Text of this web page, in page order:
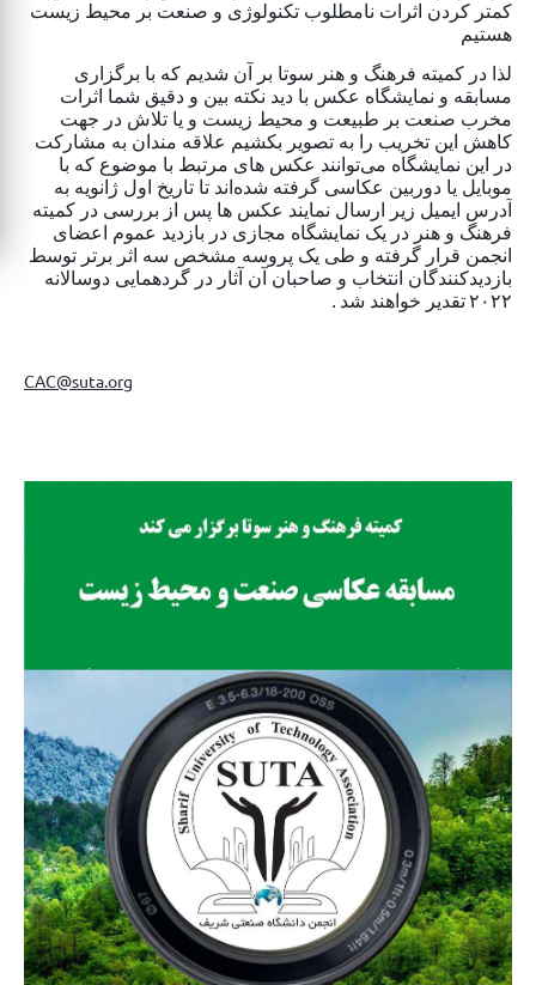
کمتر کردن اثرات نامطلوب تکنولوژی و صنعت بر محیط زیست
هستیم
لذا در کمیته فرهنگ و هنر سوتا بر آن شدیم که با برگزاری
مسابقه و نمایشگاه عکس با دید نکته بین و دقیق شما اثرات
مخرب صنعت بر طبیعت و محیط زیست و یا تلاش در جهت
کاهش این تخریب را به تصویر بکشیم علاقه مندان به مشارکت
در این نمایشگاه می‌توانند عکس های مرتبط با موضوع که با
موبایل یا دوربین عکاسی گرفته شده‌اند تا تاریخ اول ژانویه به
آدرس ایمیل زیر ارسال نمایند عکس ها پس از بررسی در کمیته
فرهنگ و هنر در یک نمایشگاه مجازی در بازدید عموم اعضای
انجمن قرار گرفته و طی یک پروسه مشخص سه اثر برتر توسط
بازدیدکنندگان انتخاب و صاحبان آن آثار در گردهمایی دوسالانه
۲۰۲۲تقدیر خواهند شد .
CAC@suta.org